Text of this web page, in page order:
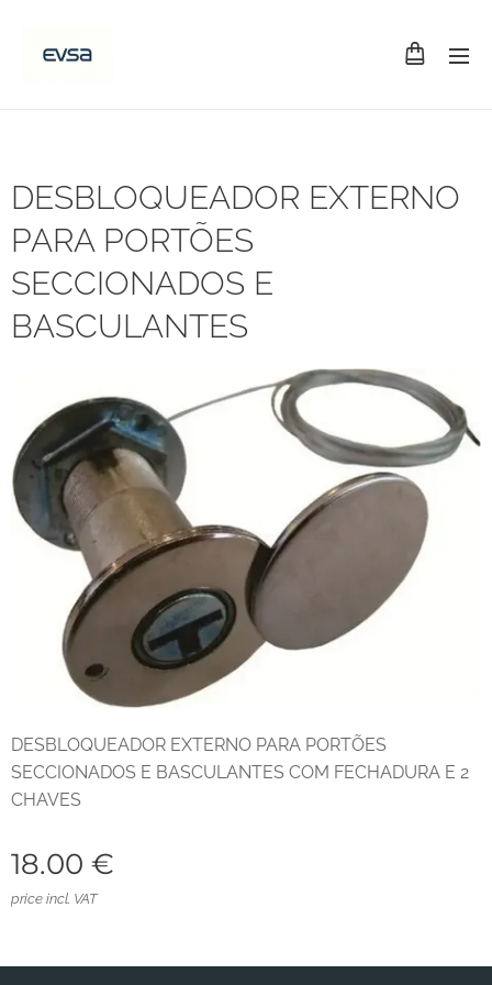
DESBLOQUEADOR EXTERNO
PARA PORTÕES
SECCIONADOS E
BASCULANTES
DESBLOQUEADOR EXTERNO PARA PORTÕES
SECCIONADOS E BASCULANTES COM FECHADURA E 2
CHAVES
18.00 €
price incl. VAT